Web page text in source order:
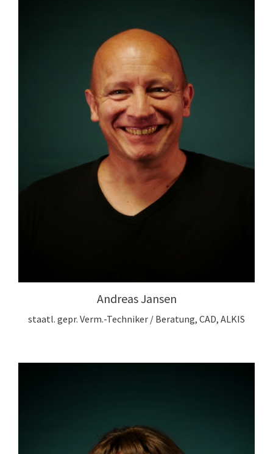
Andreas Jansen
staatl. gepr. Verm.-Techniker / Beratung, CAD, ALKIS